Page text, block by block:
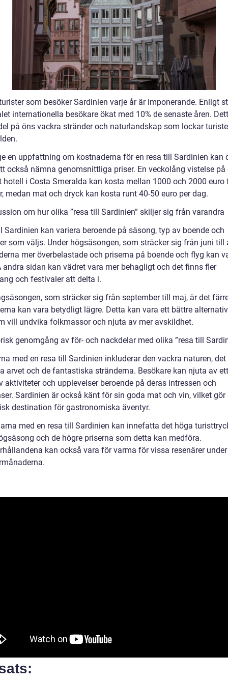
som besöker Sardinien varje år är imponerande. Enligt
internationella besökare ökat med 10% de senaste åren.
på öns vackra stränder och naturlandskap som lockar
en uppfattning om kostnaderna för en resa till Sardinien kan
också nämna genomsnittliga priser. En veckolång vistelse på
hotell i Costa Smeralda kan kosta mellan 1000 och 2000 euro
medan mat och dryck kan kosta runt 40-50 euro per dag.
om hur olika ”resa till Sardinien” skiljer sig från varandra
Sardinien kan variera beroende på säsong, typ av boende och
som väljs. Under högsäsongen, som sträcker sig från juni till
mer överbelastade och priserna på boende och flyg kan
andra sidan kan vädret vara mer behagligt och det finns fler
och festivaler att delta i.
som sträcker sig från september till maj, är det
kan vara betydligt lägre. Detta kan vara ett bättre
vill undvika folkmassor och njuta av mer avskildhet.
genomgång av för- och nackdelar med olika ”resa till
med en resa till Sardinien inkluderar den vackra naturen, det
arvet och de fantastiska stränderna. Besökare kan njuta av
aktiviteter och upplevelser beroende på deras intressen och
Sardinien är också känt för sin goda mat och vin, vilket
destination för gastronomiska äventyr.
med en resa till Sardinien kan innefatta det höga
och de högre priserna som detta kan medföra.
kan också vara för varma för vissa resenärer under